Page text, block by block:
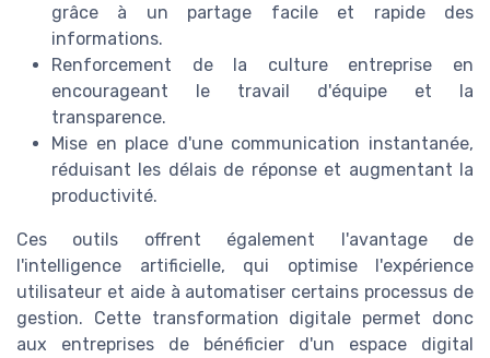
grâce à un partage facile et rapide des
informations.
Renforcement de la culture entreprise en
encourageant le travail d'équipe et la
transparence.
Mise en place d'une communication instantanée,
réduisant les délais de réponse et augmentant la
productivité.
Ces outils offrent également l'avantage de
l'intelligence artificielle, qui optimise l'expérience
utilisateur et aide à automatiser certains processus de
gestion. Cette transformation digitale permet donc
aux entreprises de bénéficier d'un espace digital